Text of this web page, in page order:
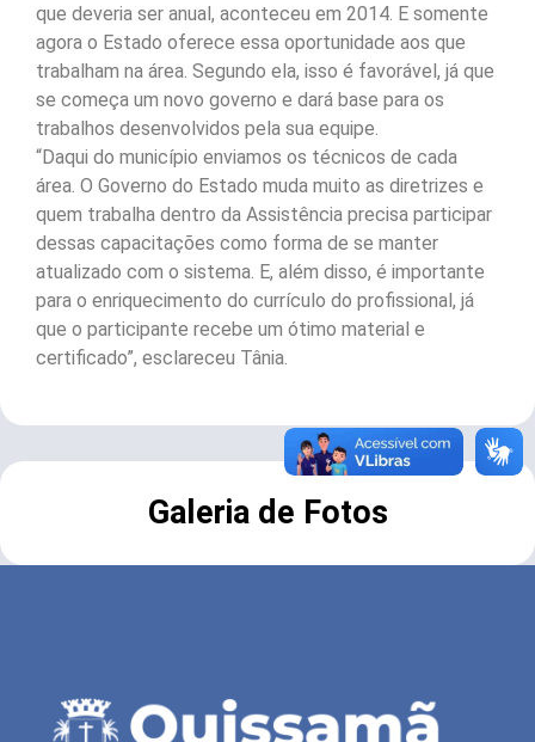
que deveria ser anual, aconteceu em 2014. E somente
agora o Estado oferece essa oportunidade aos que
trabalham na área. Segundo ela, isso é favorável, já que
se começa um novo governo e dará base para os
trabalhos desenvolvidos pela sua equipe.
“Daqui do município enviamos os técnicos de cada
área. O Governo do Estado muda muito as diretrizes e
quem trabalha dentro da Assistência precisa participar
dessas capacitações como forma de se manter
atualizado com o sistema. E, além disso, é importante
para o enriquecimento do currículo do profissional, já
que o participante recebe um ótimo material e
certificado”, esclareceu Tânia.
Galeria de Fotos